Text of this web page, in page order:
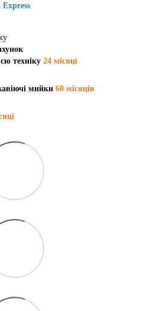
техніку 24 місяці
мийки 60 місяців